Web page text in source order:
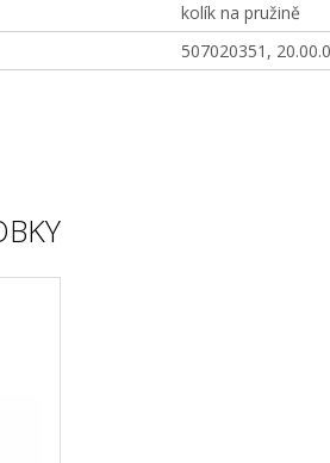
kolík na pružině
507020351,